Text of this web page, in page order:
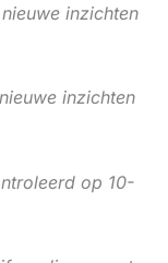
inzichten
inzichten
op 10-